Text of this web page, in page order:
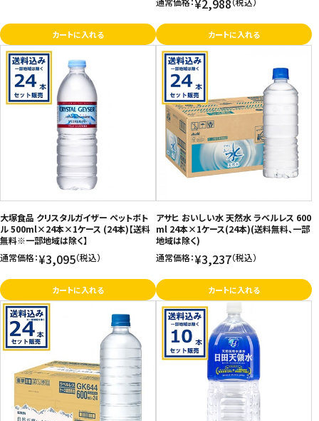
カートに入れる
¥2,988
カートに入れる
大塚食品 クリスタルガイザー ペットボト
ル 500ml×24本×1ケース (24本)【送料
無料※一部地域は除く】
通常価格：¥3,095（税込）
カートに入れる
アサヒ おいしい水 天然水 ラベルレス 600
ml 24本×1ケース(24本)(送料無料、一部
地域は除く)
通常価格：¥3,237（税込）
カートに入れる